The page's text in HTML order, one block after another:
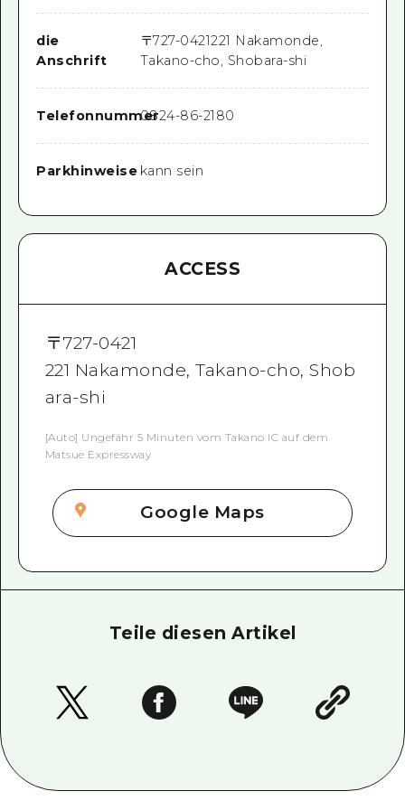
die
Anschrift
〒727-0421221 Nakamonde,
Takano-cho, Shobara-shi
Telefonnummer0824-86-2180
Parkhinweise kann sein
ACCESS
〒727-0421
221 Nakamonde, Takano-cho, Shob
ara-shi
[Auto] Ungefähr 5 Minuten vom Takano IC auf dem
Matsue Expressway
Google Maps
Teile diesen Artikel